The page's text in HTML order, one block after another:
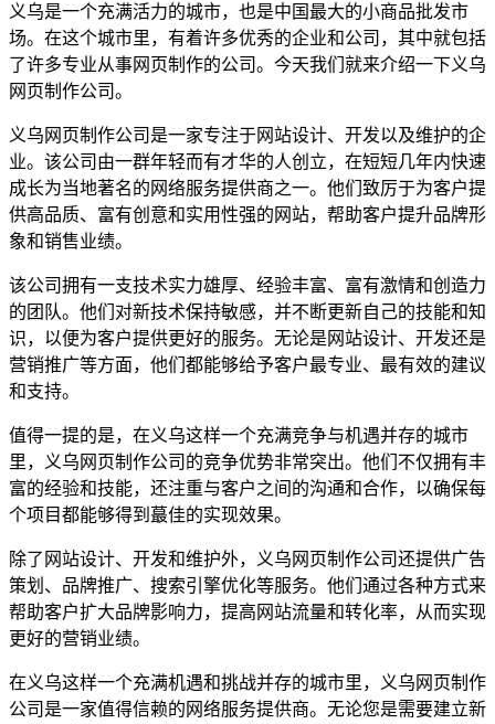
义乌是一个充满活力的城市，也是中国最大的小商品批发市
场。在这个城市里，有着许多优秀的企业和公司，其中就包括
了许多专业从事网页制作的公司。今天我们就来介绍一下义乌
网页制作公司。
义乌网页制作公司是一家专注于网站设计、开发以及维护的企
业。该公司由一群年轻而有才华的人创立，在短短几年内快速
成长为当地著名的网络服务提供商之一。他们致厉于为客户提
供高品质、富有创意和实用性强的网站，帮助客户提升品牌形
象和销售业绩。
该公司拥有一支技术实力雄厚、经验丰富、富有激情和创造力
的团队。他们对新技术保持敏感，并不断更新自己的技能和知
识，以便为客户提供更好的服务。无论是网站设计、开发还是
营销推广等方面，他们都能够给予客户最专业、最有效的建议
和支持。
值得一提的是，在义乌这样一个充满竞争与机遇并存的城市
里，义乌网页制作公司的竞争优势非常突出。他们不仅拥有丰
富的经验和技能，还注重与客户之间的沟通和合作，以确保每
个项目都能够得到蕞佳的实现效果。
除了网站设计、开发和维护外，义乌网页制作公司还提供广告
策划、品牌推广、搜索引擎优化等服务。他们通过各种方式来
帮助客户扩大品牌影响力，提高网站流量和转化率，从而实现
更好的营销业绩。
在义乌这样一个充满机遇和挑战并存的城市里，义乌网页制作
公司是一家值得信赖的网络服务提供商。无论您是需要建立新